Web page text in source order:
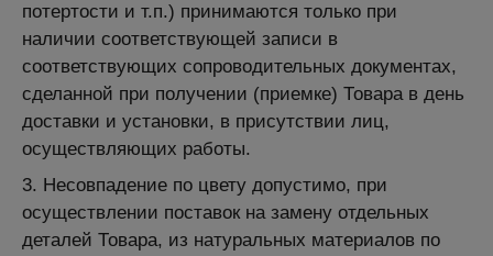
потертости и т.п.) принимаются только при
наличии соответствующей записи в
соответствующих сопроводительных документах,
сделанной при получении (приемке) Товара в день
доставки и установки, в присутствии лиц,
осуществляющих работы.
3. Несовпадение по цвету допустимо, при
осуществлении поставок на замену отдельных
деталей Товара, из натуральных материалов по